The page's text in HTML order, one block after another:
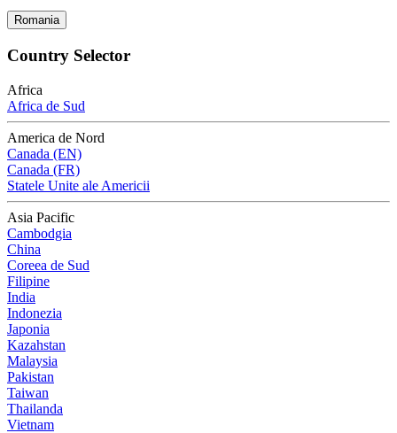
Romania
Country Selector
Africa
Africa de Sud
America de Nord
Canada (EN)
Canada (FR)
Statele Unite ale Americii
Asia Pacific
Cambodgia
China
Coreea de Sud
Filipine
India
Indonezia
Japonia
Kazahstan
Malaysia
Pakistan
Taiwan
Thailanda
Vietnam